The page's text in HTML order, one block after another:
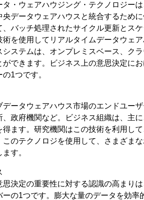
タ・ウェアハウジング・テクノロジー
央データウェアハウスと統合するため
、バッチ処理されたサイクル更新とス
術を使用してリアルタイムデータウェ
システムは、オンプレミスベース、ク
ができます。ビジネス上の意思決定に
1つです。
ータウェアハウス市場のエンドユー
、政府機関など。ビジネス組織は、主
得ます。研究機関はこの技術を利用し
このテクノロジを使用して、さまざま
す。
思決定の重要性に対する認識の高まり
ーの1つです。膨大な量のデータを効